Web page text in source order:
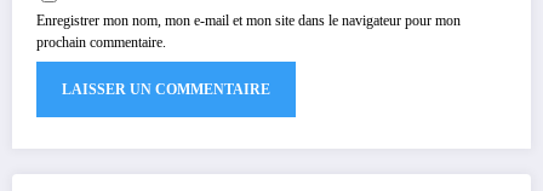
Enregistrer mon nom, mon e-mail et mon site dans le navigateur pour mon
prochain commentaire.